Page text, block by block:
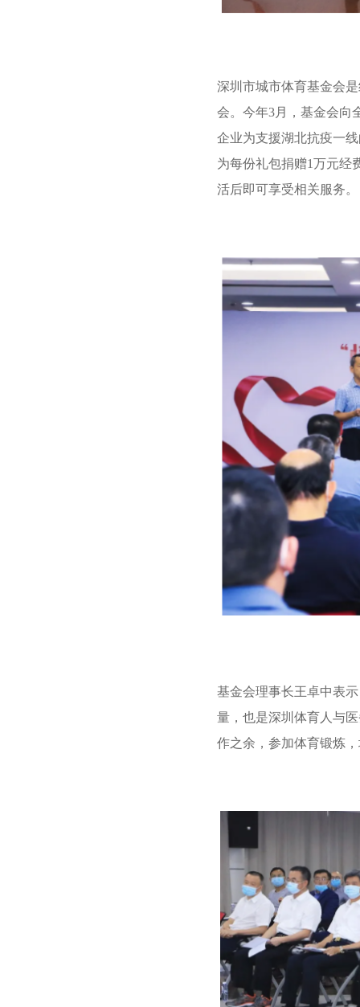
深圳市城市体育基金会
会。今年3月，基金会向
企业为支援湖北抗疫一
为每份礼包捐赠1万元经
活后即可享受相关服务。
基金会理事长王卓中表
量，也是深圳体育人与
作之余，参加体育锻炼